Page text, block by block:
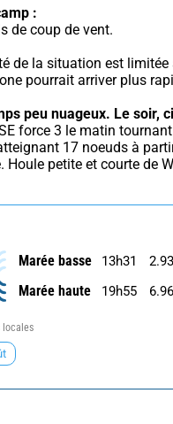
:
de coup de vent.
de la situation est limitée
pourrait arriver plus
peu nuageux. Le soir,
17 noeuds à
Houle petite et courte de
Marée basse 13h31
Marée haute 19h55
locales